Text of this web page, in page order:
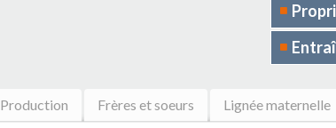
Production Frères et soeurs Lignée maternelle